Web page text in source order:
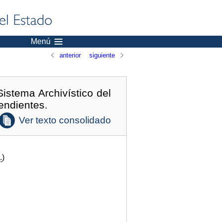
Menú
anterior siguiente
Archivístico del
Ver texto consolidado
)